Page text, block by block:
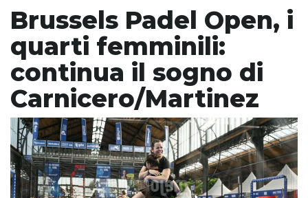
Brussels Padel Open, i
quarti femminili:
continua il sogno di
Carnicero/Martinez